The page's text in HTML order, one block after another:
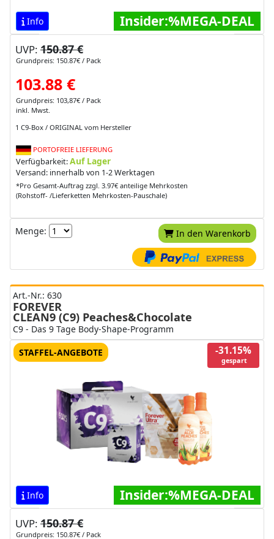
Info Insider:%MEGA-DEAL
UVP: 150.87 €
Grundpreis: 150.87€ / Pack
103.88 €
Grundpreis: 103,87€ / Pack
inkl. Mwst.
1 C9-Box / ORIGINAL vom Hersteller
PORTOFREIE LIEFERUNG
Verfügbarkeit:Auf Lager
Versand: innerhalb von 1-2 Werktagen
*Pro Gesamt-Auftrag zzgl. 3.97€ anteilige Mehrkosten
(Rohstoff- /Lieferketten Mehrkosten-Pauschale)
Menge: In den Warenkorb
Art.-Nr.: 630
FOREVER
CLEAN9 (C9) Peaches&Chocolate
C9 - Das 9 Tage Body-Shape-Programm
-31.15%
gespart
Info Insider:%MEGA-DEAL
STAFFEL-ANGEBOTE
UVP: 150.87 €
Grundpreis: 150.87€ / Pack